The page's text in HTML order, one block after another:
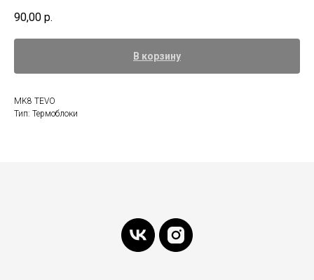
90,00 р.
В корзину
MK8 TEVO
Тип: Термоблоки